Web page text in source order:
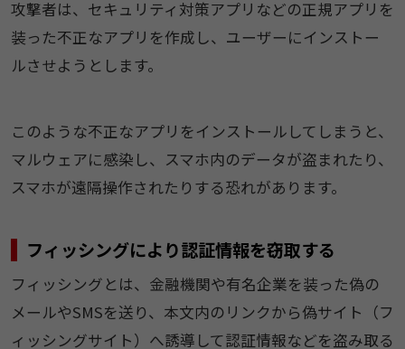
攻撃者は、セキュリティ対策アプリなどの正規アプリを
装った不正なアプリを作成し、ユーザーにインストー
ルさせようとします。
このような不正なアプリをインストールしてしまうと、
マルウェアに感染し、スマホ内のデータが盗まれたり、
スマホが遠隔操作されたりする恐れがあります。
フィッシングにより認証情報を窃取する
フィッシングとは、金融機関や有名企業を装った偽の
メールやSMSを送り、本文内のリンクから偽サイト（フ
ィッシングサイト）へ誘導して認証情報などを盗み取る